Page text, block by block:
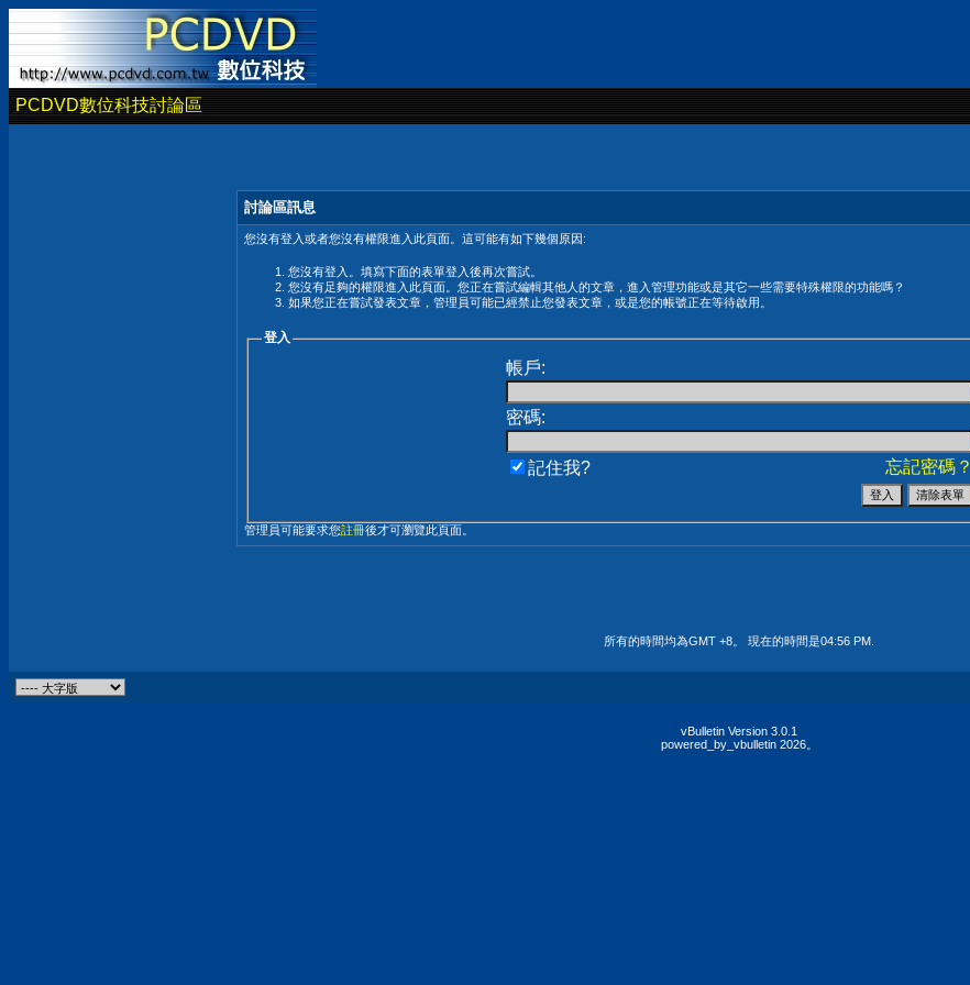
PCDVD數位科技討論區
討論區訊息
您沒有登入或者您沒有權限進入此頁面。這可能有如下幾個原因:
您沒有登入。填寫下面的表單登入後再次嘗試。
您沒有足夠的權限進入此頁面。您正在嘗試編輯其他人的文章，進入管理功能或是其它一些需要特殊權限的功能嗎？
如果您正在嘗試發表文章，管理員可能已經禁止您發表文章，或是您的帳號正在等待啟用。
登入
帳戶:
密碼:
忘記密碼？
記住我?
管理員可能要求您註冊後才可瀏覽此頁面。
所有的時間均為GMT +8。 現在的時間是04:56 PM
vBulletin Version 3.0.1
powered_by_vbulletin 2026。